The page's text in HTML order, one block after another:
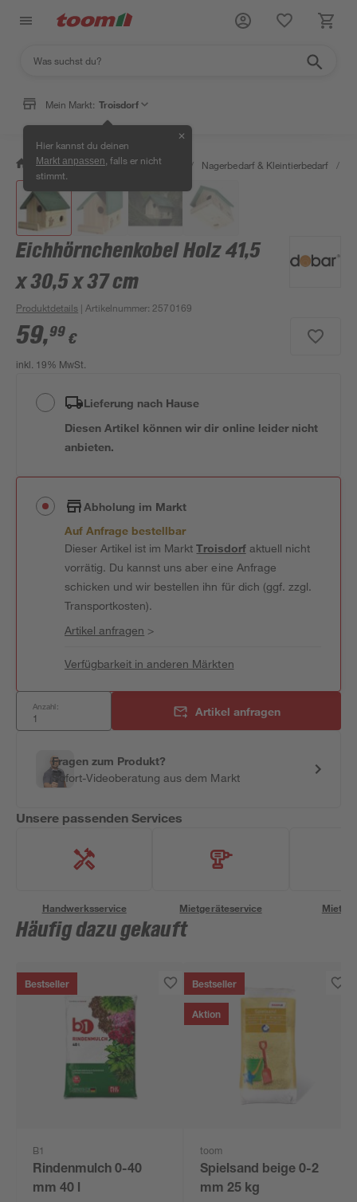
Mein Markt: Troisdorf
Hier kannst du deinen
Markt anpassen , falls er nicht
stimmt.
✕
/ Garten & Freizeit / Tierbedarf / Nagerbedarf & Kleintierbedarf /
Eichhörnchenkobel Holz 41,5
x 30,5 x 37 cm
Produktdetails | Artikelnummer: 2570169
59,99 €
inkl. 19% MwSt.
Lieferung nach Hause
Diesen Artikel können wir dir online leider nicht
anbieten.
Abholung im Markt
Auf Anfrage bestellbar
Dieser Artikel ist im MarktTroisdorfaktuell nicht
vorrätig. Du kannst uns aber eine Anfrage
schicken und wir bestellen ihn für dich (ggf. zzgl.
Transportkosten).
Artikel anfragen >
Verfügbarkeit in anderen Märkten
Anzahl: Artikel anfragen
Fragen zum Produkt?
Sofort-Videoberatung aus dem Markt
Unsere passenden Services
Handwerksservice Mietgeräteservice
Häufig dazu gekauft
Bestseller
B1
Rindenmulch 0-40
mm 40 l
Bestseller
Aktion
toom
Spielsand beige 0-2
mm 25 kg